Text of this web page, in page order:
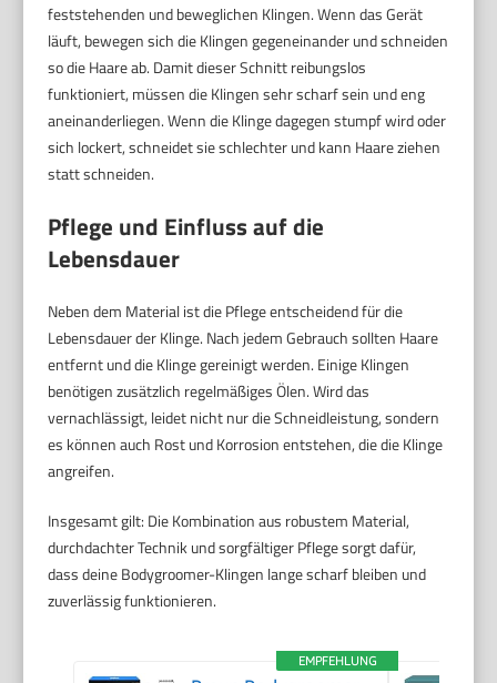
feststehenden und beweglichen Klingen. Wenn das Gerät
läuft, bewegen sich die Klingen gegeneinander und schneiden
so die Haare ab. Damit dieser Schnitt reibungslos
funktioniert, müssen die Klingen sehr scharf sein und eng
aneinanderliegen. Wenn die Klinge dagegen stumpf wird oder
sich lockert, schneidet sie schlechter und kann Haare ziehen
statt schneiden.
Pflege und Einfluss auf die
Lebensdauer
Neben dem Material ist die Pflege entscheidend für die
Lebensdauer der Klinge. Nach jedem Gebrauch sollten Haare
entfernt und die Klinge gereinigt werden. Einige Klingen
benötigen zusätzlich regelmäßiges Ölen. Wird das
vernachlässigt, leidet nicht nur die Schneidleistung, sondern
es können auch Rost und Korrosion entstehen, die die Klinge
angreifen.
Insgesamt gilt: Die Kombination aus robustem Material,
durchdachter Technik und sorgfältiger Pflege sorgt dafür,
dass deine Bodygroomer-Klingen lange scharf bleiben und
zuverlässig funktionieren.
EMPFEHLUNG